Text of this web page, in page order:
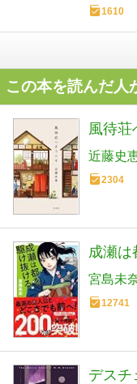
1610
この本を読んだ人
風待荘
近藤史
2304
成瀬は
宮島未
12741
デスチ